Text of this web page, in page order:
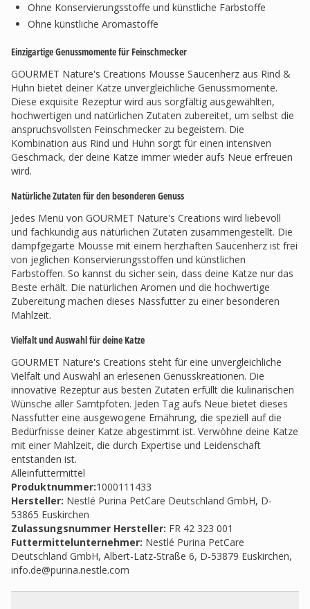
Ohne Konservierungsstoffe und künstliche Farbstoffe
Ohne künstliche Aromastoffe
Einzigartige Genussmomente für Feinschmecker
GOURMET Nature's Creations Mousse Saucenherz aus Rind &
Huhn bietet deiner Katze unvergleichliche Genussmomente.
Diese exquisite Rezeptur wird aus sorgfältig ausgewählten,
hochwertigen und natürlichen Zutaten zubereitet, um selbst die
anspruchsvollsten Feinschmecker zu begeistern. Die
Kombination aus Rind und Huhn sorgt für einen intensiven
Geschmack, der deine Katze immer wieder aufs Neue erfreuen
wird.
Natürliche Zutaten für den besonderen Genuss
Jedes Menü von GOURMET Nature's Creations wird liebevoll
und fachkundig aus natürlichen Zutaten zusammengestellt. Die
dampfgegarte Mousse mit einem herzhaften Saucenherz ist frei
von jeglichen Konservierungsstoffen und künstlichen
Farbstoffen. So kannst du sicher sein, dass deine Katze nur das
Beste erhält. Die natürlichen Aromen und die hochwertige
Zubereitung machen dieses Nassfutter zu einer besonderen
Mahlzeit.
Vielfalt und Auswahl für deine Katze
GOURMET Nature's Creations steht für eine unvergleichliche
Vielfalt und Auswahl an erlesenen Genusskreationen. Die
innovative Rezeptur aus besten Zutaten erfüllt die kulinarischen
Wünsche aller Samtpfoten. Jeden Tag aufs Neue bietet dieses
Nassfutter eine ausgewogene Ernährung, die speziell auf die
Bedürfnisse deiner Katze abgestimmt ist. Verwöhne deine Katze
mit einer Mahlzeit, die durch Expertise und Leidenschaft
entstanden ist.
Alleinfuttermittel
Produktnummer:1000111433
Hersteller: Nestlé Purina PetCare Deutschland GmbH, D-
53865 Euskirchen
Zulassungsnummer Hersteller: FR 42 323 001
Futtermittelunternehmer: Nestlé Purina PetCare
Deutschland GmbH, Albert-Latz-Straße 6, D-53879 Euskirchen,
info.de@purina.nestle.com